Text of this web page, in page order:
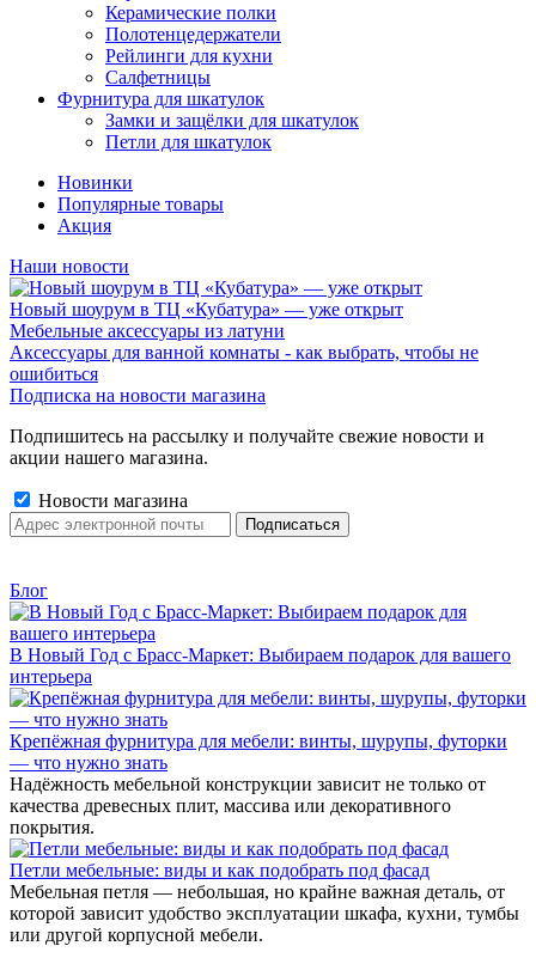
Керамические полки
Полотенцедержатели
Рейлинги для кухни
Салфетницы
Фурнитура для шкатулок
Замки и защёлки для шкатулок
Петли для шкатулок
Новинки
Популярные товары
Акция
Наши новости
Новый шоурум в ТЦ «Кубатура» — уже открыт
Мебельные аксессуары из латуни
Аксессуары для ванной комнаты - как выбрать, чтобы не
ошибиться
Подписка на новости магазина
Подпишитесь на рассылку и получайте свежие новости и
акции нашего магазина.
Новости магазина
Блог
В Новый Год с Брасс-Маркет: Выбираем подарок для вашего
интерьера
Крепёжная фурнитура для мебели: винты, шурупы, футорки
— что нужно знать
Надёжность мебельной конструкции зависит не только от
качества древесных плит, массива или декоративного
покрытия.
Петли мебельные: виды и как подобрать под фасад
Мебельная петля — небольшая, но крайне важная деталь, от
которой зависит удобство эксплуатации шкафа, кухни, тумбы
или другой корпусной мебели.